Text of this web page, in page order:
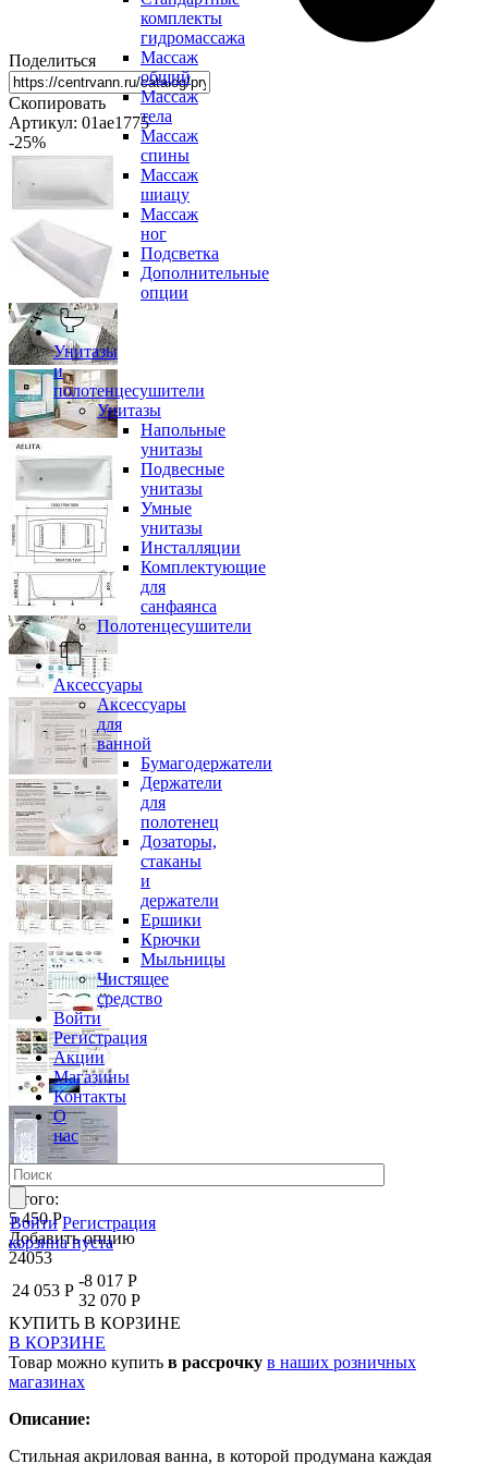
комплекты
гидромассажа
Массаж
общий
Массаж
тела
Массаж
спины
Массаж
шиацу
Массаж
ног
Подсветка
Дополнительные
опции
Унитазы
и
полотенцесушители
Унитазы
Напольные
унитазы
Подвесные
унитазы
Умные
унитазы
Инсталляции
Комплектующие
для
санфаянса
Полотенцесушители
Аксессуары
Аксессуары
для
ванной
Бумагодержатели
Держатели
для
полотенец
Дозаторы,
стаканы
и
держатели
Ершики
Крючки
Мыльницы
Чистящее
средство
Войти
Регистрация
Акции
Магазины
Контакты
О
нас
Войти Регистрация
корзина пуста
Поделиться
Скопировать
Артикул: 01ае1775
-25%
Итого:
5 450 Р
Добавить опцию
24053
24 053 Р
-8 017 Р
32 070 Р
КУПИТЬ В КОРЗИНЕ
В КОРЗИНЕ
Товар можно купить в рассрочку в наших розничных
магазинах
Описание:
Стильная акриловая ванна, в которой продумана каждая